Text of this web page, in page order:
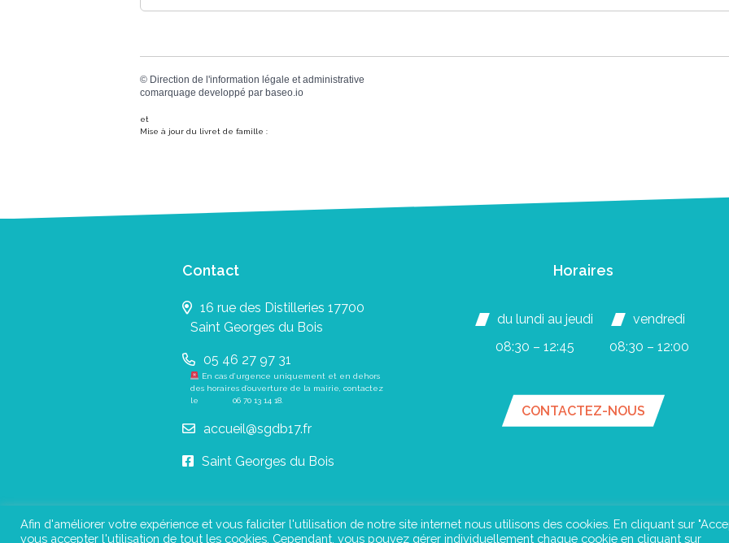
© Direction de l'information légale et administrative
comarquage developpé par baseo.io
et
Mise à jour du livret de famille :
Contact
16 rue des Distilleries 17700
Saint Georges du Bois
05 46 27 97 31
En cas d’urgence uniquement et en dehors
des horaires d’ouverture de la mairie, contactez
le 06 70 13 14 18.
accueil@sgdb17.fr
Saint Georges du Bois
Horaires
du lundi au jeudi
08:30 – 12:45
vendredi
08:30 – 12:00
CONTACTEZ-NOUS
Afin d'améliorer votre expérience et vous faliciter l'utilisation de notre site internet nous utilisons des cookies. En cliquant sur
vous accepter l'utilisation de tout les cookies. Cependant, vous pouvez gérer individuellement chaque cookie en cliquant sur